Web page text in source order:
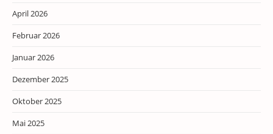
April 2026
Februar 2026
Januar 2026
Dezember 2025
Oktober 2025
Mai 2025